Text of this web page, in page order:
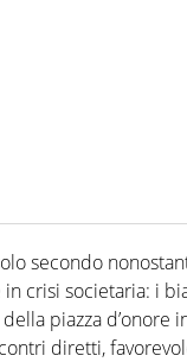
secondo
crisi societaria: i
piazza d’onore
diretti,